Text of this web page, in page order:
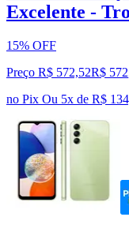
Excelente -
15% OFF
Preço R$ 572,52R$ 572
no Pix Ou 5x de R$